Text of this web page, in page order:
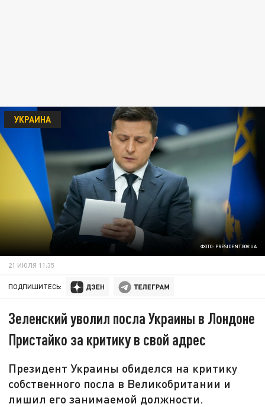
ФОТО: PRESIDENT.GOV.UA
УКРАИНА
21 ИЮЛЯ 11:35
ПОДПИШИТЕСЬ:
Зеленский уволил посла Украины в Лондоне
Пристайко за критику в свой адрес
Президент Украины обиделся на критику
собственного посла в Великобритании и
лишил его занимаемой должности.